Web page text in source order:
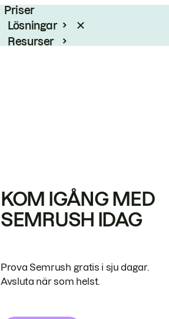
Priser
Lösningar
Resurser
KOM IGÅNG MED
SEMRUSH IDAG
Prova Semrush gratis i sju dagar.
Avsluta när som helst.